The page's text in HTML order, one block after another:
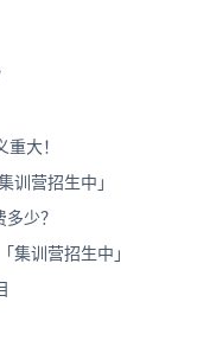
大！
训营招生中」
少？
集训营招生中」